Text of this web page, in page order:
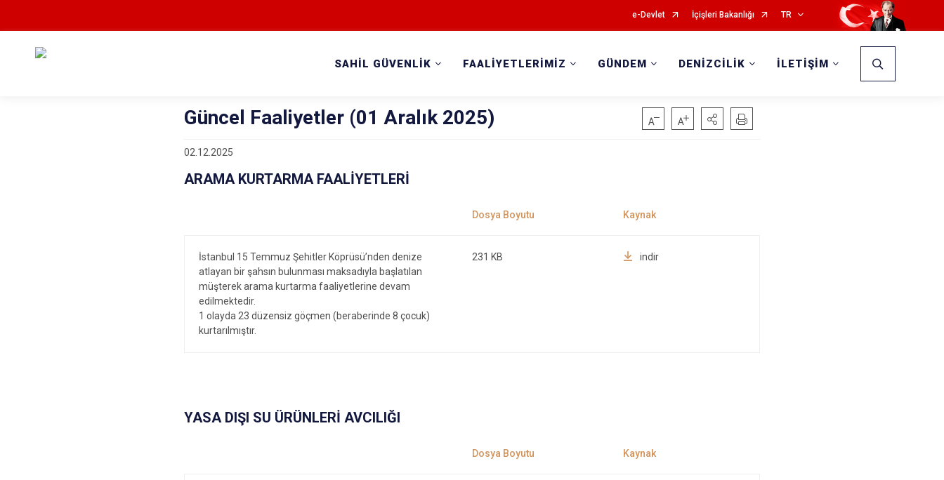
e-Devlet İçişleri Bakanlığı TR
SAHİL GÜVENLİK FAALİYETLERİMİZ GÜNDEM DENİZCİLİK İLETİŞİM
Güncel Faaliyetler (01 Aralık 2025)
02.12.2025
ARAMA KURTARMA FAALİYETLERİ
İstanbul 15 Temmuz Şehitler Köprüsü’nden denize
atlayan bir şahsın bulunması maksadıyla başlatılan
müşterek arama kurtarma faaliyetlerine devam
edilmektedir.
1 olayda 23 düzensiz göçmen (beraberinde 8 çocuk)
kurtarılmıştır.
231 KB indir
YASA DIŞI SU ÜRÜNLERİ AVCILIĞI